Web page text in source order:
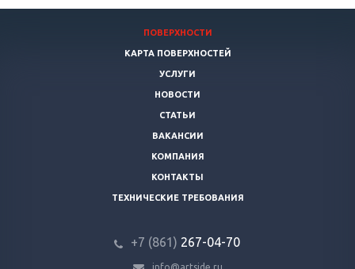
ПОВЕРХНОСТИ
КАРТА ПОВЕРХНОСТЕЙ
УСЛУГИ
НОВОСТИ
СТАТЬИ
ВАКАНСИИ
КОМПАНИЯ
КОНТАКТЫ
ТЕХНИЧЕСКИЕ ТРЕБОВАНИЯ
+7 (861) 267-04-70